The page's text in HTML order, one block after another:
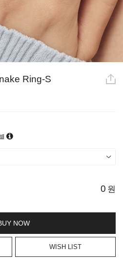
Ring-S
0 원
NOW
WISH LIST